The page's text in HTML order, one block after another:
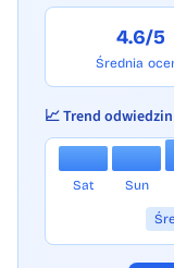
4.6/5
Średnia
📈 Trend
Sat Sun